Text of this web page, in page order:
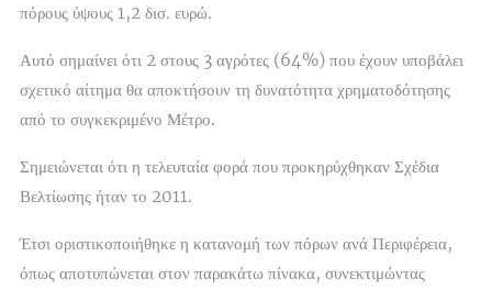
πόρους ύψους 1,2 δισ. ευρώ.
Αυτό σημαίνει ότι 2 στους 3 αγρότες (64%) που έχουν υποβάλει
σχετικό αίτημα θα αποκτήσουν τη δυνατότητα χρηματοδότησης
από το συγκεκριμένο Μέτρο.
Σημειώνεται ότι η τελευταία φορά που προκηρύχθηκαν Σχέδια
Βελτίωσης ήταν το 2011.
Έτσι οριστικοποιήθηκε η κατανομή των πόρων ανά Περιφέρεια,
όπως αποτυπώνεται στον παρακάτω πίνακα, συνεκτιμώντας